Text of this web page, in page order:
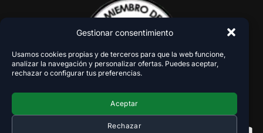
Gestionar consentimiento
Usamos cookies propias y de terceros para que la web funcione,
analizar la navegación y personalizar ofertas. Puedes aceptar,
rechazar o configurar tus preferencias.
Aceptar
Rechazar